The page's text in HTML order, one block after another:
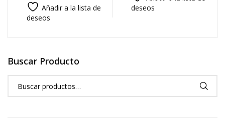
Añadir a la lista de
deseos
deseos
Buscar Producto